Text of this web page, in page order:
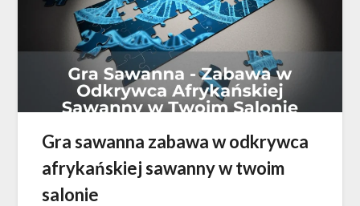
Gra sawanna zabawa w odkrywca
afrykańskiej sawanny w twoim
salonie